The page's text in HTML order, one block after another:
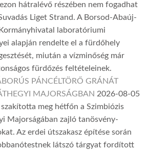
hátralévő részében nem fogadhat
Liget Strand. A Borsod-Abaúj-
laboratóriumi
alapján rendelte el a fürdőhely
miután a vízminőség már
fürdőzés feltételeinek.
PÁNCÉLTÖRŐ GRÁNÁT
MAJORSÁGBAN 2026-08-05
meg hétfőn a Szimbiózis
Majorságában zajló tanösvény-
Az erdei útszakasz építése során
látszó tárgyat fordított